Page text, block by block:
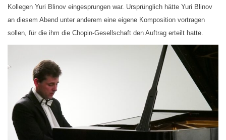
Kollegen Yuri Blinov eingesprungen war. Ursprünglich hätte Yuri Blinov
an diesem Abend unter anderem eine eigene Komposition vortragen
sollen, für die ihm die Chopin-Gesellschaft den Auftrag erteilt hatte.